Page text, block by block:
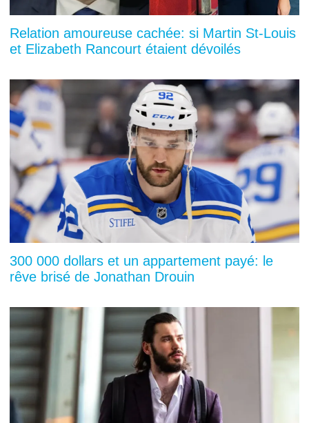
Relation amoureuse cachée: si Martin St-Louis
et Elizabeth Rancourt étaient dévoilés
300 000 dollars et un appartement payé: le
rêve brisé de Jonathan Drouin